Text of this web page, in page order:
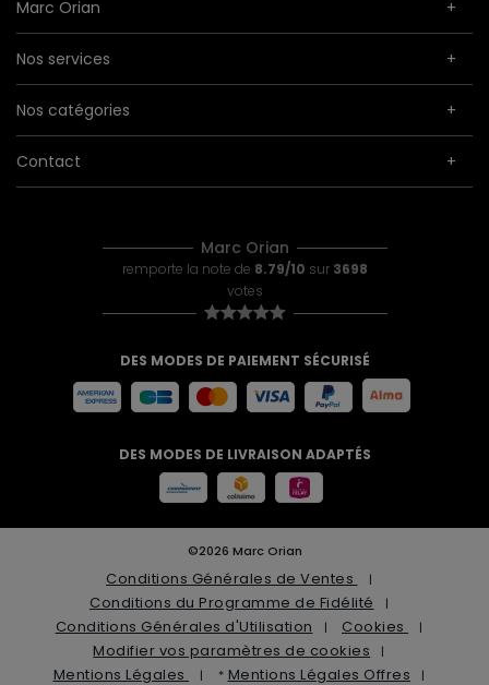
Marc Orian
Nos services
Nos catégories
Contact
Marc Orian
remporte la note de 8.79/10 sur 3698
votes
DES MODES DE PAIEMENT SÉCURISÉ
DES MODES DE LIVRAISON ADAPTÉS
©2026 Marc Orian
Conditions Générales de Ventes
Conditions du Programme de Fidélité
Conditions Générales d'Utilisation
Cookies
Modifier vos paramètres de cookies
Mentions Légales
* Mentions Légales Offres